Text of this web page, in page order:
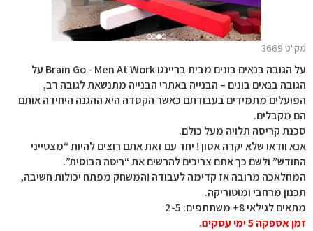
מק"ט 3669
על הגובה בנאים בונים מבית בריינגו Brain Go - Men At Work על
הגובה בנאים בונים – הבנייה באתרי הבנייה מתנשאת לגובה רב,
הפועלים מתמידים בעבודתם כאשר הקסדה היא ההגנה היחידה אותם
הם מקבלים.
סכנת קריסה תלויה מעל כולם.
אנא וודאו שלא יקרה אסון ! יחד עם זאת אתם רוצים להיות “מצטייני
החודש” ולשם כך אתם צריכים להרשים את “ריטה הבוסית”.
המחלאכה מרובה אז קדימה לעבודה !המשחק מפתח יכולות חשיבה,
תכנון מרחבי ומוטוריקה.
מתאים לגילאי 8+ משתתפים: 2-5
זמן אספקה 5 ימי עסקים.